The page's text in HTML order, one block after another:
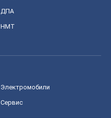
ДПА
НМТ
Электромобили
Сервис